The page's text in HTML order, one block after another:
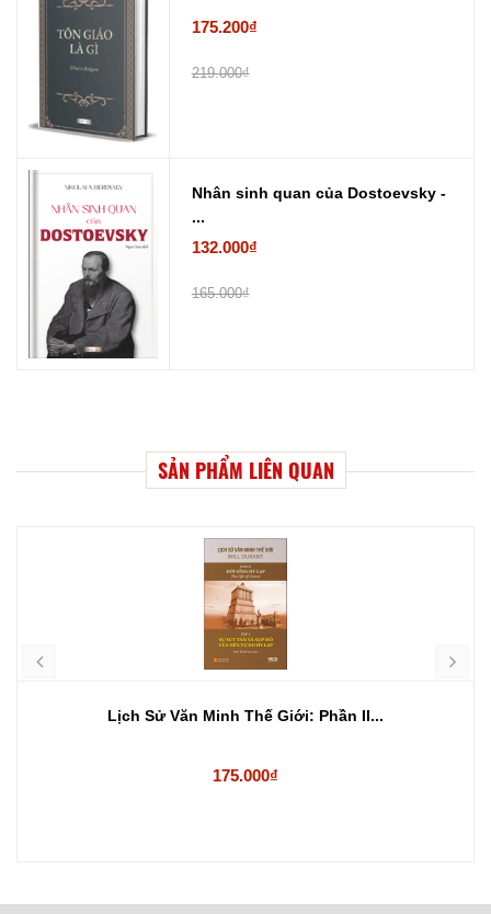
175.200₫
219.000₫
Nhân sinh quan của Dostoevsky -
...
132.000₫
165.000₫
SẢN PHẨM LIÊN QUAN
Lịch Sử Văn Minh Thế Giới: Phần II...
175.000₫